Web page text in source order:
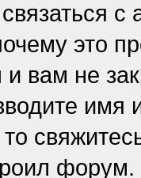
это
и вам не
форум.